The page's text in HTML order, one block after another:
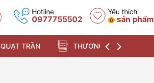
Hotline
0977755502
Yêu thích
0 sản phẩm
QUẠT TRẦN THƯƠNG HIỆU